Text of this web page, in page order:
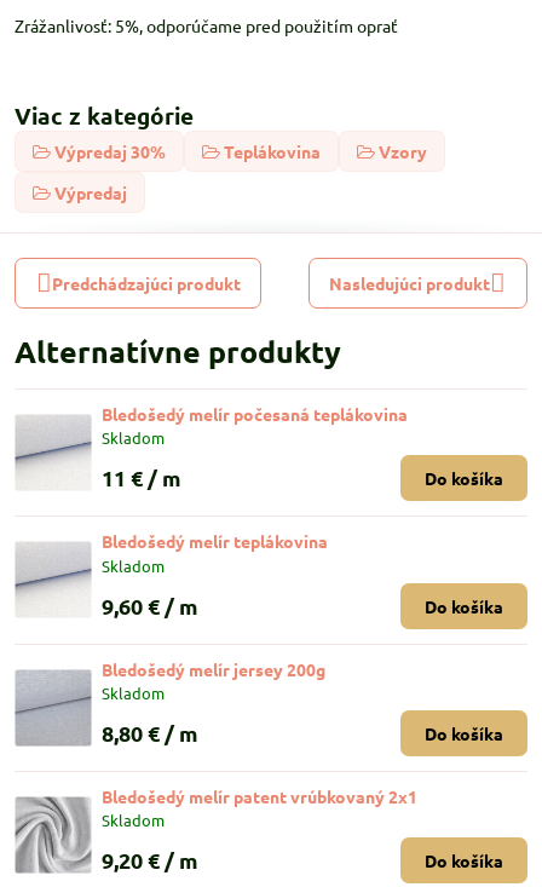
Zrážanlivosť: 5%, odporúčame pred použitím oprať
Viac z kategórie
Výpredaj 30% Teplákovina
Vzory
Výpredaj
Predchádzajúci produkt Nasledujúci produkt
Alternatívne produkty
Bledošedý melír počesaná teplákovina
Skladom
11 € / m Do košíka
Bledošedý melír teplákovina
Skladom
9,60 € / m Do košíka
Bledošedý melír jersey 200g
Skladom
8,80 € / m Do košíka
Bledošedý melír patent vrúbkovaný 2x1
Skladom
9,20 € / m Do košíka